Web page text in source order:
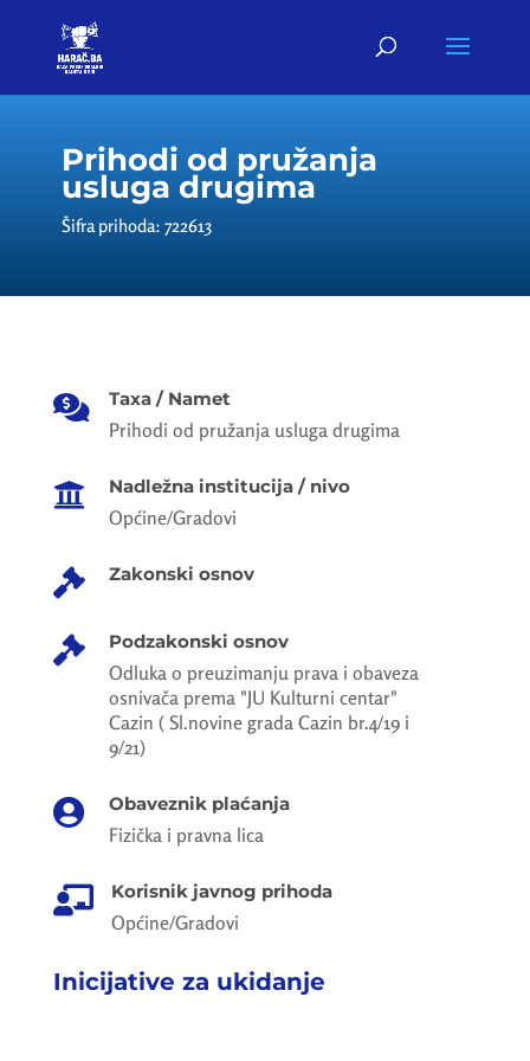
Prihodi od pružanja
usluga drugima
Šifra prihoda: 722613
 Taxa / Namet
Prihodi od pružanja usluga drugima
 Nadležna institucija / nivo
Općine/Gradovi
 Zakonski osnov
 Podzakonski osnov
Odluka o preuzimanju prava i obaveza
osnivača prema "JU Kulturni centar"
Cazin ( Sl.novine grada Cazin br.4/19 i
9/21)
 Obaveznik plaćanja
Fizička i pravna lica
 Korisnik javnog prihoda
Općine/Gradovi
Inicijative za ukidanje